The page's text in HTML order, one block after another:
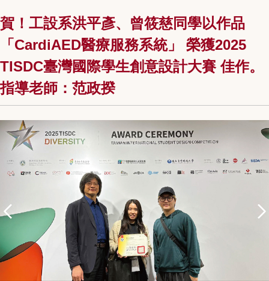
賀！工設系洪平彥、曾筱慈同學以作品
「CardiAED醫療服務系統」 榮獲2025
TISDC臺灣國際學生創意設計大賽 佳作。
指導老師：范政揆